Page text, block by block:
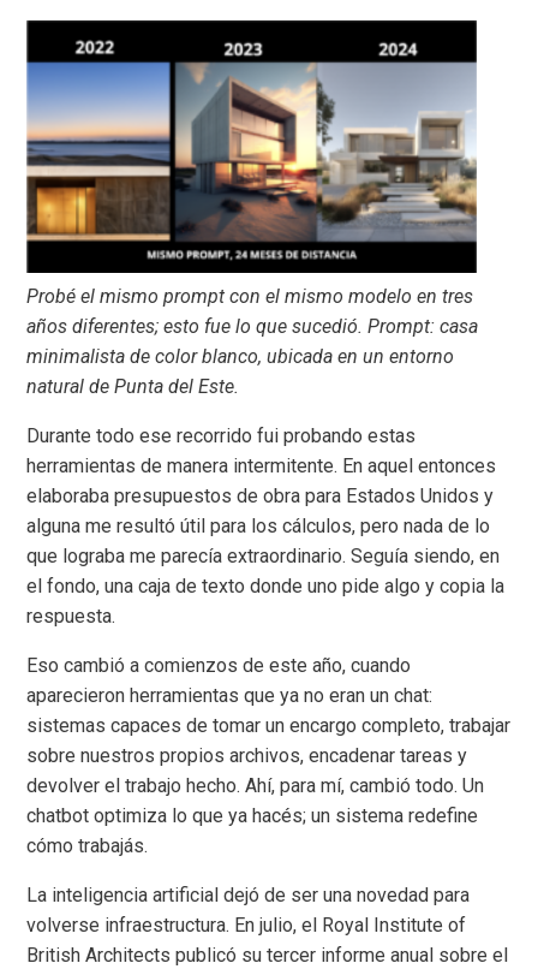
Probé el mismo prompt con el mismo modelo en tres
años diferentes; esto fue lo que sucedió. Prompt: casa
minimalista de color blanco, ubicada en un entorno
natural de Punta del Este.
Durante todo ese recorrido fui probando estas
herramientas de manera intermitente. En aquel entonces
elaboraba presupuestos de obra para Estados Unidos y
alguna me resultó útil para los cálculos, pero nada de lo
que lograba me parecía extraordinario. Seguía siendo, en
el fondo, una caja de texto donde uno pide algo y copia la
respuesta.
Eso cambió a comienzos de este año, cuando
aparecieron herramientas que ya no eran un chat:
sistemas capaces de tomar un encargo completo, trabajar
sobre nuestros propios archivos, encadenar tareas y
devolver el trabajo hecho. Ahí, para mí, cambió todo. Un
chatbot optimiza lo que ya hacés; un sistema redefine
cómo trabajás.
La inteligencia artificial dejó de ser una novedad para
volverse infraestructura. En julio, el Royal Institute of
British Architects publicó su tercer informe anual sobre el